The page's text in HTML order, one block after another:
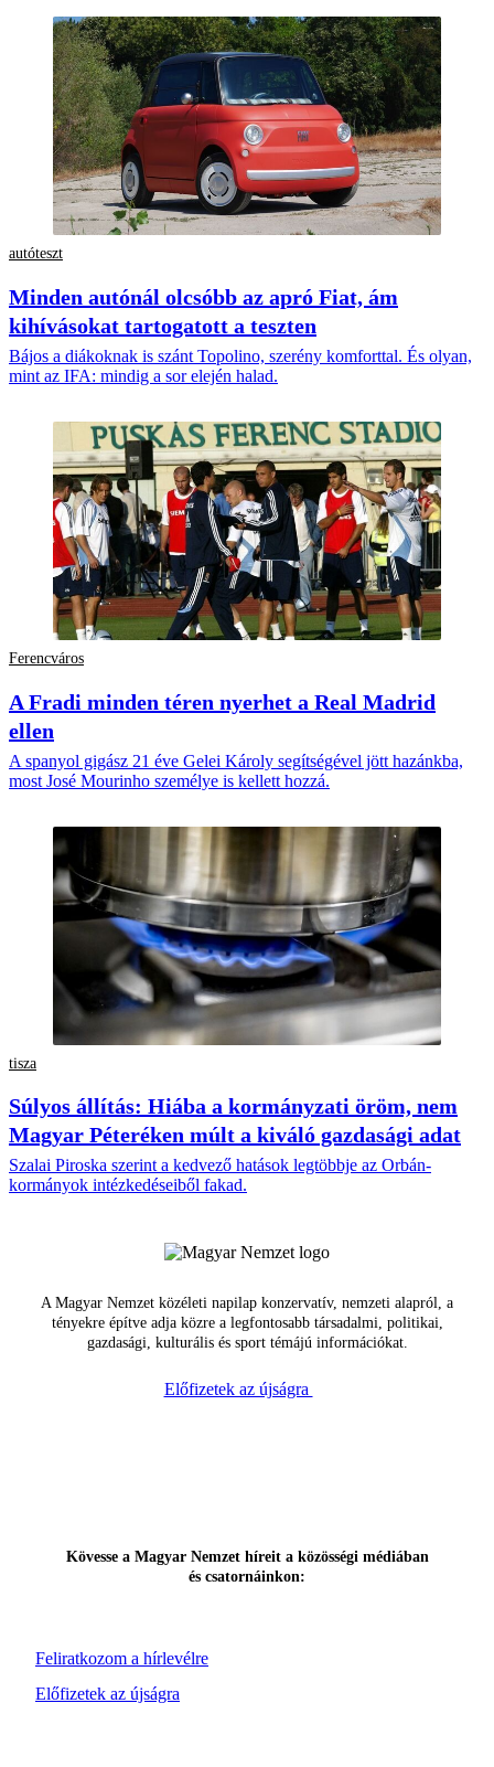
autóteszt
Minden autónál olcsóbb az apró Fiat, ám
kihívásokat tartogatott a teszten
Bájos a diákoknak is szánt Topolino, szerény komforttal. És olyan,
mint az IFA: mindig a sor elején halad.
Ferencváros
A Fradi minden téren nyerhet a Real Madrid
ellen
A spanyol gigász 21 éve Gelei Károly segítségével jött hazánkba,
most José Mourinho személye is kellett hozzá.
tisza
Súlyos állítás: Hiába a kormányzati öröm, nem
Magyar Péteréken múlt a kiváló gazdasági adat
Szalai Piroska szerint a kedvező hatások legtöbbje az Orbán-
kormányok intézkedéseiből fakad.
A Magyar Nemzet közéleti napilap konzervatív, nemzeti alapról, a
tényekre építve adja közre a legfontosabb társadalmi, politikai,
gazdasági, kulturális és sport témájú információkat.
Előfizetek az újságra
Feliratkozom a hírlevélre
Kövesse a Magyar Nemzet híreit a közösségi médiában
és csatornáinkon:
Előfizetek az újságra